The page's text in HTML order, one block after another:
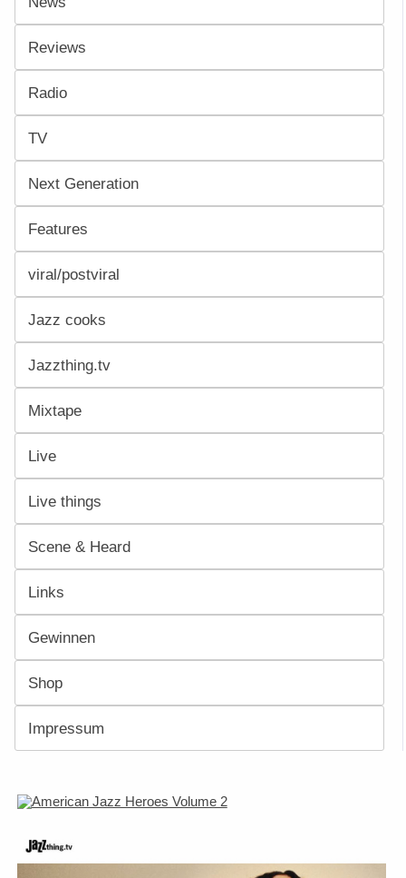
Reviews
Radio
TV
Next Generation
Features
viral/postviral
Jazz cooks
Jazzthing.tv
Mixtape
Live
Live things
Scene & Heard
Links
Gewinnen
Shop
Impressum